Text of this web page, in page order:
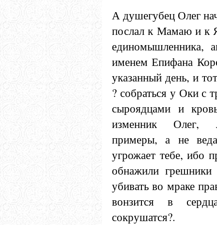
А душегубец Олег
послал к Мамаю и к
единомышленника,
именем Епифана
указанный день, и
? собраться у Оки с
сыроядцами и
изменник Олег,
примеры, а не
угрожает тебе, ибо
обнажили
убивать во мраке
вонзится в
сокрушатся?.